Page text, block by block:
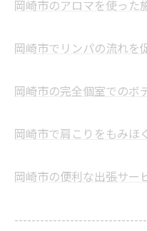
岡崎市のアロマを使った
岡崎市でリンパの流れを
岡崎市の完全個室でのボ
岡崎市で肩こりをもみほ
岡崎市の便利な出張サー